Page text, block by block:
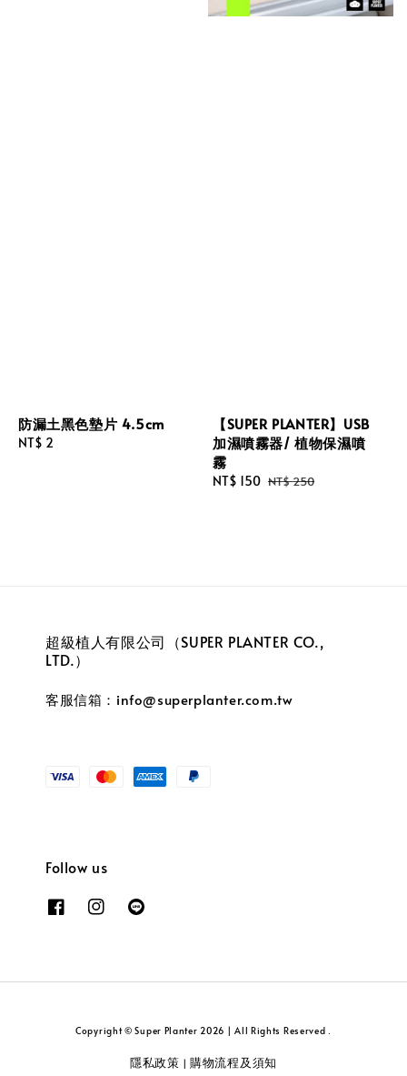
防漏土黑色墊片 4.5cm
Regular
NT$ 2
【SUPER PLANTER】USB
加濕噴霧器/ 植物保濕噴
霧
Sale
NT$ 150 Regular
NT$ 250
超級植人有限公司（SUPER PLANTER CO.,
LTD.）
客服信箱：info@superplanter.com.tw
Follow us
Copyright © Super Planter 2026 | All Rights Reserved .
隱私政策 | 購物流程及須知